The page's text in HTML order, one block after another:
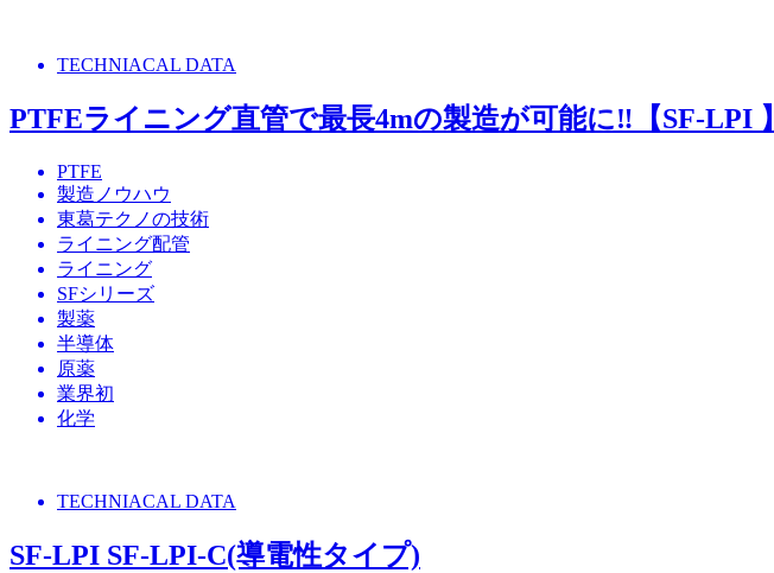
TECHNIACAL DATA
PTFEライニング直管で最長4mの製造が可能に‼【SF-LPI 】
PTFE
製造ノウハウ
東葛テクノの技術
ライニング配管
ライニング
SFシリーズ
製薬
半導体
原薬
業界初
化学
TECHNIACAL DATA
SF-LPI SF-LPI-C(導電性タイプ)